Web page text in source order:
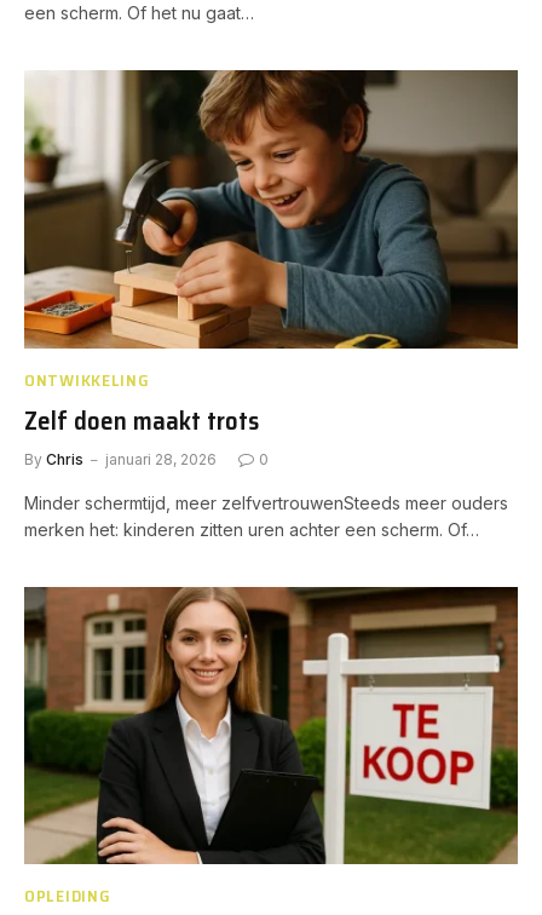
een scherm. Of het nu gaat…
ONTWIKKELING
Zelf doen maakt trots
By Chris januari 28, 2026 0
Minder schermtijd, meer zelfvertrouwenSteeds meer ouders
merken het: kinderen zitten uren achter een scherm. Of…
OPLEIDING